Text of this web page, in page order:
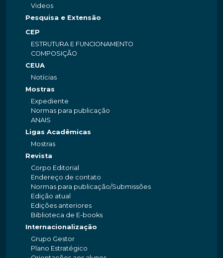
Videos
Pesquisa e Extensão
CEP
ESTRUTURA E FUNCIONAMENTO
COMPOSIÇÃO
CEUA
Notícias
Mostras
Expediente
Normas para publicação
ANAIS
Ligas Acadêmicas
Mostras
Revista
Corpo Editorial
Endereço de contato
Normas para publicação/Submissões
Edição atual
Edições anteriores
Biblioteca de E-books
Internacionalização
Grupo Gestor
Plano Estratégico